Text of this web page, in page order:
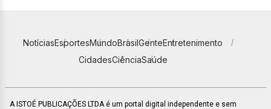
NotíciasEsportesMundoBrasilGenteEntretenimento
CidadesCiênciaSaúde
A ISTOÉ PUBLICAÇÕES LTDA é um portal digital independente e sem